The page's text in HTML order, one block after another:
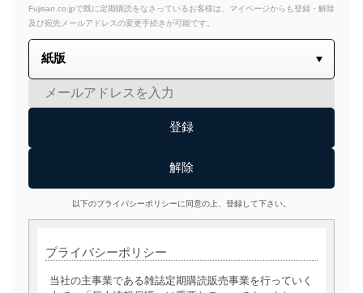
Fujisan.co.jpで既に定期購読をなさっているお客様は、マイページからも登録・解除
及び宛先メールアドレスの変更手続きが可能です。
以下のプライバシーポリシーに同意の上、登録して下さい。
プライバシーポリシー
当社の主事業である雑誌定期購読販売事業を行っていく